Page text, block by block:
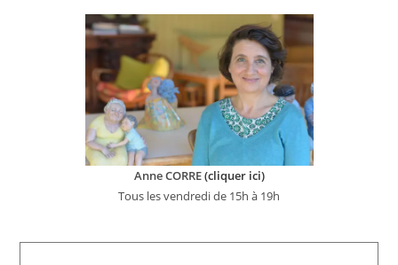
Anne CORRE(cliquer ici)
Tous les vendredi de 15h à 19h